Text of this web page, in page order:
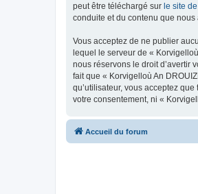
peut être téléchargé sur le site
conduite et du contenu que nous
Vous acceptez de ne publier
lequel le serveur de «
nous réservons le droit d’avertir
fait que « Korvigelloù An
qu’utilisateur, vous acceptez
votre consentement, ni «
Accueil du forum